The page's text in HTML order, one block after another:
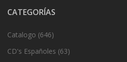
CATEGORÍAS
Catalogo (646)
CD's Españoles (63)